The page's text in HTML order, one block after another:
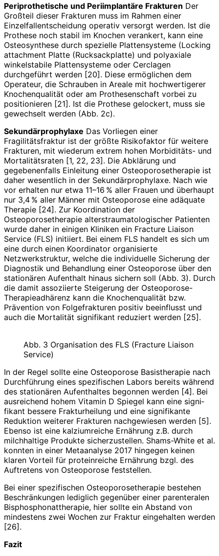
Periprothetische und Periimplantäre Frakturen Der
Großteil dieser Frakturen muss im Rahmen einer
Einzelfallentscheidung operativ versorgt werden. Ist die
Prothese noch stabil im Knochen verankert, kann eine
Osteosynthese durch spezielle Plattensysteme (Locking
attachment Platte (Rucksackplatte) und polyaxiale
winkelstabile Plattensysteme oder Cerclagen
durchgeführt werden [20]. Diese ermöglichen dem
Operateur, die Schrauben in Areale mit hochwertigerer
Knochenqualität oder am Prothesenschaft vorbei zu
positionieren [21]. Ist die Prothese gelockert, muss sie
gewechselt werden (Abb. 2c).
Sekundärprophylaxe Das Vorliegen einer
Fragilitätsfraktur ist der größte Risikofaktor für weitere
Frakturen, mit wiederum extrem hohen Morbiditäts- und
Mortalitätsraten [1, 22, 23]. Die Abklärung und
gegebenenfalls Einleitung einer Osteoporosetherapie ist
daher wesentlich in der Sekundärprophylaxe. Nach wie
vor erhalten nur etwa 11–16 % aller Frauen und überhaupt
nur 3,4 % aller Männer mit Osteoporose eine adäquate
Therapie [24]. Zur Koordination der
Osteoporosetherapie alterstraumatologischer Patienten
wurde daher in einigen Kliniken ein Fracture Liaison
Service (FLS) initiiert. Bei einem FLS handelt es sich um
eine durch einen Koordinator organisierte
Netzwerkstruktur, welche die individuelle Sicherung der
Diagnostik und Behandlung einer Osteoporose über den
stationären Aufenthalt hinaus sichern soll (Abb. 3). Durch
die damit assoziierte Steigerung der Osteoporose-
Therapieadhärenz kann die Knochenqualität bzw.
Prävention von Folgefrakturen positiv beeinflusst und
auch die Mortalität signifikant reduziert werden [25].
Abb. 3 Organisation des FLS (Fracture Liaison
Service)
In der Regel sollte eine Osteoporose Basistherapie nach
Durchführung eines spezifischen Labors bereits während
des stationären Aufenthaltes begonnen werden [4]. Bei
ausreichend hohem Vitamin D Spiegel kann eine signi­
fikant bessere Frakturheilung und eine signifikante
Reduktion weiterer Frakturen nachgewiesen werden [5].
Ebenso ist eine kalziumreiche Ernährung z.B. durch
milchhaltige Produkte sicherzustellen. Shams-White et al.
konnten in einer Metaanalyse 2017 hingegen keinen
klaren Vorteil für proteinreiche Ernährung bzgl. des
Auftretens von Osteoporose feststellen.
Bei einer spezifischen Osteoporosetherapie bestehen
Beschränkungen lediglich gegenüber einer parenteralen
Bisphosphonattherapie, hier sollte ein Abstand von
mindestens zwei Wochen zur Fraktur eingehalten werden
[26].
Fazit